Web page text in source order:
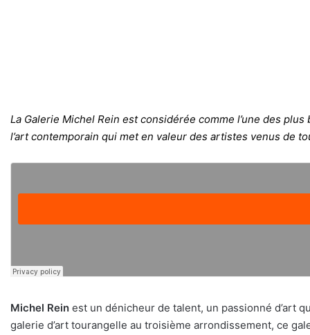
La Galerie Michel Rein est considérée comme l’une des
l’art contemporain qui met en valeur des artistes venus de
Michel Rein est un dénicheur de talent, un passionné d’art
galerie d’art tourangelle au troisième arrondissement, ce